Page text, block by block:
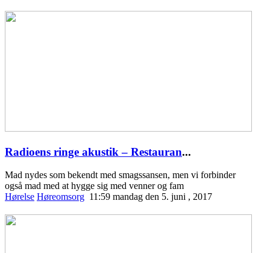
Radioens ringe akustik – Restauran...
Mad nydes som bekendt med smagssansen, men vi forbinder
også mad med at hygge sig med venner og fam
Hørelse Høreomsorg 11:59 mandag den 5. juni , 2017